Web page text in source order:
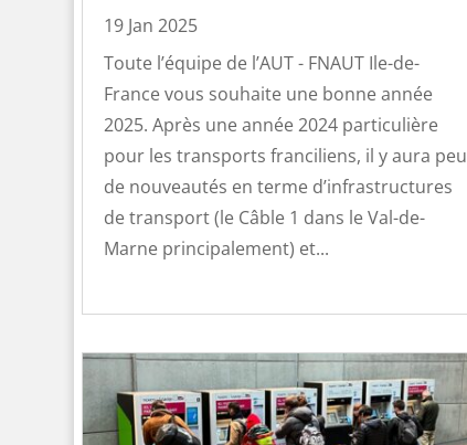
19 Jan 2025
Toute l’équipe de l’AUT - FNAUT Ile-de-
France vous souhaite une bonne année
2025. Après une année 2024 particulière
pour les transports franciliens, il y aura peu
de nouveautés en terme d’infrastructures
de transport (le Câble 1 dans le Val-de-
Marne principalement) et...